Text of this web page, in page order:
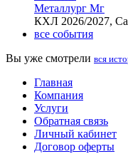
Металлург Мг
КХЛ 2026/2027,
все события
Вы уже смотрели вся
Главная
Компания
Услуги
Обратная связь
Личный кабинет
Договор оферты